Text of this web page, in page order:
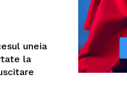
uneia
la